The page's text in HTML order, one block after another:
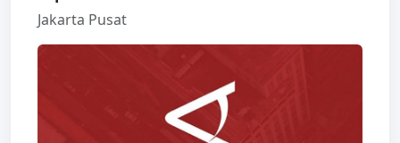
Jakarta Pusat